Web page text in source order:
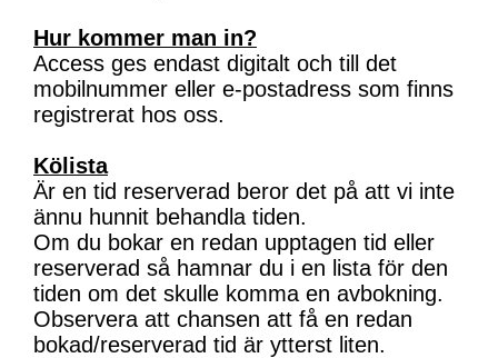
Hur kommer man in?
Access ges endast digitalt och till det
mobilnummer eller e-postadress som finns
registrerat hos oss.
Kölista
Är en tid reserverad beror det på att vi inte
ännu hunnit behandla tiden.
Om du bokar en redan upptagen tid eller
reserverad så hamnar du i en lista för den
tiden om det skulle komma en avbokning.
Observera att chansen att få en redan
bokad/reserverad tid är ytterst liten.